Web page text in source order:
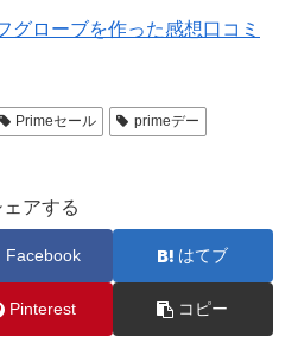
グローブを作った感想口コミ
Primeセール
primeデー
ェアする
Facebook はてブ
Pinterest コピー